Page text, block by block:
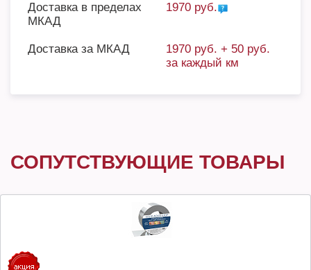
Доставка в пределах
МКАД
1970 руб.
Доставка за МКАД
1970 руб. + 50 руб.
за каждый км
СОПУТСТВУЮЩИЕ ТОВАРЫ